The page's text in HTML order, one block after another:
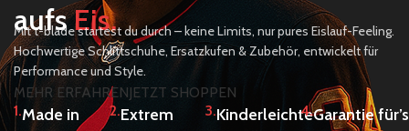
aufsEis.
Mit t-blade startest du durch – keine Limits, nur pures Eislauf-Feeling.
Hochwertige Schlittschuhe, Ersatzkufen & Zubehör, entwickelt für
Performance und Style.
MEHR ERFAHRENJETZT SHOPPEN
1.Made in
2.Extrem
3.Kinderleichte
4.Garantie für’s